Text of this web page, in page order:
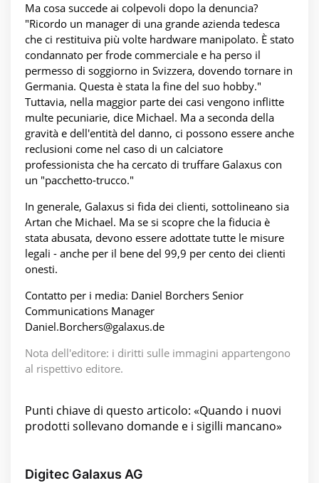
Ma cosa succede ai colpevoli dopo la denuncia?
"Ricordo un manager di una grande azienda tedesca
che ci restituiva più volte hardware manipolato. È stato
condannato per frode commerciale e ha perso il
permesso di soggiorno in Svizzera, dovendo tornare in
Germania. Questa è stata la fine del suo hobby."
Tuttavia, nella maggior parte dei casi vengono inflitte
multe pecuniarie, dice Michael. Ma a seconda della
gravità e dell'entità del danno, ci possono essere anche
reclusioni come nel caso di un calciatore
professionista che ha cercato di truffare Galaxus con
un "pacchetto-trucco."
In generale, Galaxus si fida dei clienti, sottolineano sia
Artan che Michael. Ma se si scopre che la fiducia è
stata abusata, devono essere adottate tutte le misure
legali - anche per il bene del 99,9 per cento dei clienti
onesti.
Contatto per i media: Daniel Borchers Senior
Communications Manager
Daniel.Borchers@galaxus.de
Nota dell'editore: i diritti sulle immagini appartengono
al rispettivo editore.
Punti chiave di questo articolo: «Quando i nuovi
prodotti sollevano domande e i sigilli mancano»
Digitec Galaxus AG